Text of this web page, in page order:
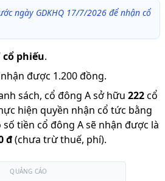
ngày GDKHQ 17/7/2026 để nhận cổ
cổ phiếu.
được 1.200 đồng.
sách, cổ đông A sở hữu 222cổ
hiện quyền nhận cổ tức bằng
số tiền cổ đông A sẽ nhận được là
đ(chưa trừ thuế, phí).
QUẢNG CÁO